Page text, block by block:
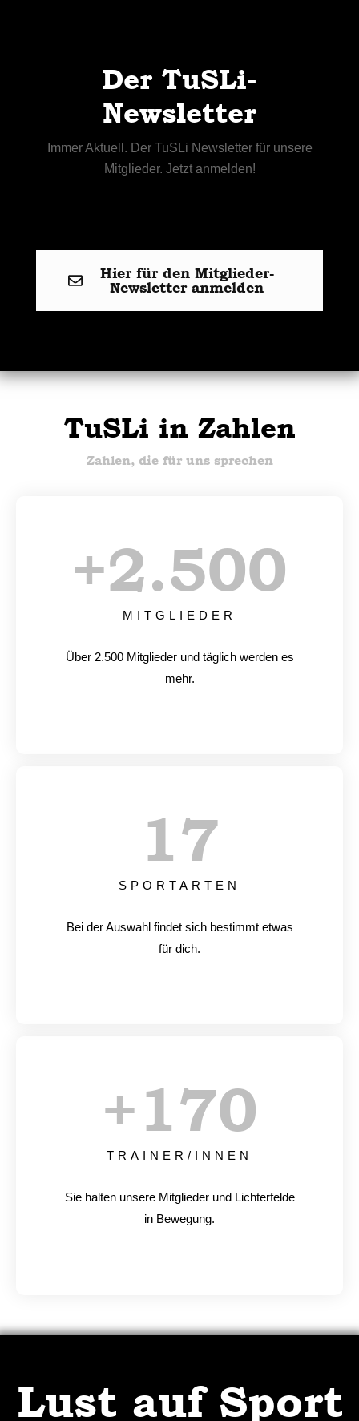
Der TuSLi-
Newsletter
Immer Aktuell. Der TuSLi Newsletter für unsere
Mitglieder. Jetzt anmelden!
Hier für den Mitglieder-
Newsletter anmelden
TuSLi in Zahlen
Zahlen, die für uns sprechen
MITGLIEDER
+2.500
Über 2.500 Mitglieder und täglich werden es
mehr.
SPORTARTEN
17
Bei der Auswahl findet sich bestimmt etwas
für dich.
TRAINER/INNEN
+170
Sie halten unsere Mitglieder und Lichterfelde
in Bewegung.
Lust auf Sport